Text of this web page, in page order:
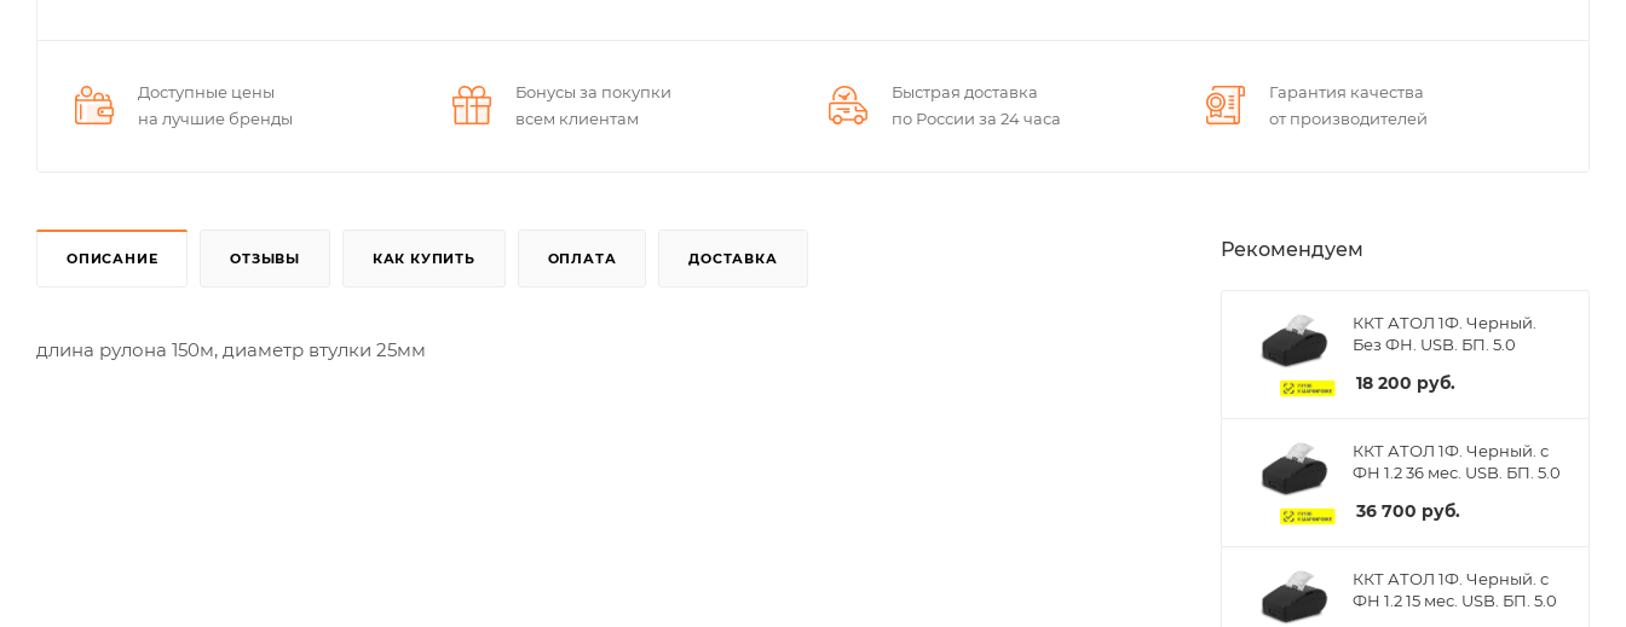
Доступные цены
на лучшие бренды
Бонусы за покупки
всем клиентам
Быстрая доставка
по России за 24 часа
Гарантия качества
от производителей
ОПИСАНИЕ ОТЗЫВЫ КАК КУПИТЬ ОПЛАТА ДОСТАВКА
длина рулона 150м, диаметр втулки 25мм
Рекомендуем
ККТ АТОЛ 1Ф. Черный.
Без ФН. USB. БП. 5.0
18 200 руб.
ККТ АТОЛ 1Ф. Черный. с
ФН 1.2 36 мес. USB. БП. 5.0
36 700 руб.
ККТ АТОЛ 1Ф. Черный. с
ФН 1.2 15 мес. USB. БП. 5.0